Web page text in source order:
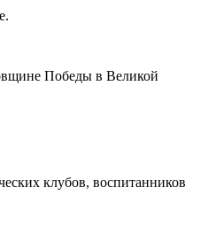
Победы в Великой
клубов, воспитанников